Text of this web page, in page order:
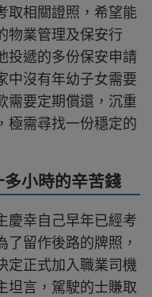
取相關證照，希望能
物業管理及保安行
投遞的多份保安申請
中沒有年幼子女需要
需要定期償還，沉重
極需尋找一份穩定的
小時的辛苦錢
慶幸自己早年已經考
留作後路的牌照，
定正式加入職業司機
坦言，駕駛的士賺取